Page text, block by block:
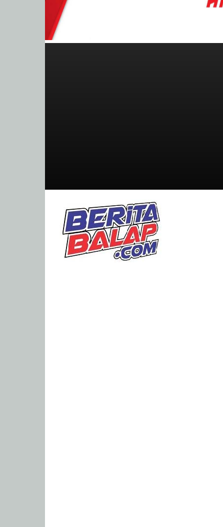
BeritaBalap.com
Portal
Berita
Balap
Paling